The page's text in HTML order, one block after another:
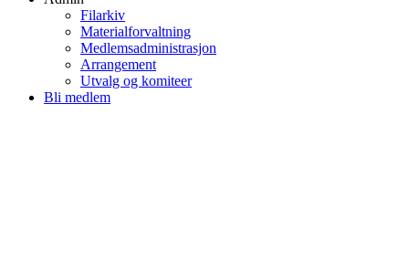
Filarkiv
Materialforvaltning
Medlemsadministrasjon
Arrangement
Utvalg og komiteer
Bli medlem